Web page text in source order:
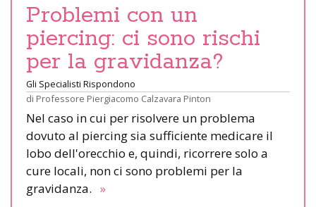
Problemi con un
piercing: ci sono rischi
per la gravidanza?
Gli Specialisti Rispondono
di Professore Piergiacomo Calzavara Pinton
Nel caso in cui per risolvere un problema
dovuto al piercing sia sufficiente medicare il
lobo dell'orecchio e, quindi, ricorrere solo a
cure locali, non ci sono problemi per la
gravidanza. »